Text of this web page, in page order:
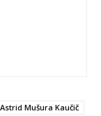
Astrid Mušura Kaučič